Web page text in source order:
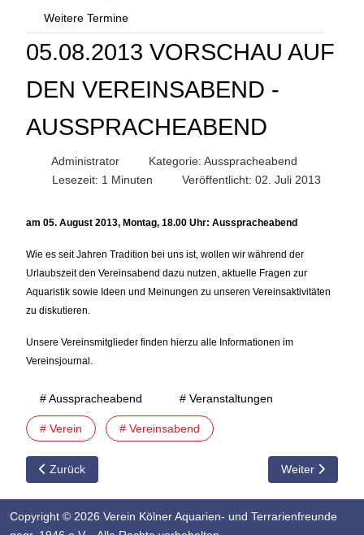
Weitere Termine
05.08.2013 VORSCHAU AUF
DEN VEREINSABEND -
AUSSPRACHEABEND
Administrator Kategorie: Ausspracheabend
Lesezeit: 1 Minuten
Veröffentlicht: 02. Juli 2013
am 05. August 2013, Montag, 18.00 Uhr: Ausspracheabend
Wie es seit Jahren Tradition bei uns ist, wollen wir während der
Urlaubszeit den Vereinsabend dazu nutzen, aktuelle Fragen zur
Aquaristik sowie Ideen und Meinungen zu unseren Vereinsaktivitäten
zu diskutieren.
Unsere Vereinsmitglieder finden hierzu alle Informationen im
Vereinsjournal.
# Ausspracheabend # Veranstaltungen
# Verein # Vereinsabend
Vorheriger Beitrag: 04.08.2014 Vorschau auf den
Zurück Nächster
Weiter
Copyright © 2026 Verein Kölner Aquarien- und Terrarienfreunde